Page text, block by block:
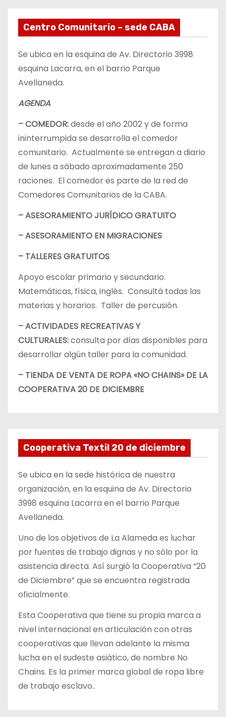
Centro Comunitario – sede CABA
Se ubica en la esquina de Av. Directorio 3998
esquina Lacarra, en el barrio Parque
Avellaneda.
AGENDA
– COMEDOR:desde el año 2002 y de forma
ininterrumpida se desarrolla el comedor
comunitario. Actualmente se entregan a diario
de lunes a sábado aproximadamente 250
raciones. El comedor es parte de la red de
Comedores Comunitarios de la CABA.
– ASESORAMIENTO JURÍDICO GRATUITO
– ASESORAMIENTO EN MIGRACIONES
– TALLERES GRATUITOS
Apoyo escolar primario y secundario.
Matemáticas, física, inglés. Consultá todas las
materias y horarios. Taller de percusión.
– ACTIVIDADES RECREATIVAS Y
CULTURALES:consulta por días disponibles para
desarrollar algún taller para la comunidad.
– TIENDA DE VENTA DE ROPA «NO CHAINS» DE LA
COOPERATIVA 20 DE DICIEMBRE
Cooperativa Textil 20 de diciembre
Se ubica en la sede histórica de nuestra
organización, en la esquina de Av. Directorio
3998 esquina Lacarra en el barrio Parque
Avellaneda.
Uno de los objetivos de La Alameda es luchar
por fuentes de trabajo dignas y no sólo por la
asistencia directa. Así surgió la Cooperativa “20
de Diciembre” que se encuentra registrada
oficialmente.
Esta Cooperativa que tiene su propia marca a
nivel internacional en articulación con otras
cooperativas que llevan adelante la misma
lucha en el sudeste asiático, de nombre No
Chains. Es la primer marca global de ropa libre
de trabajo esclavo..